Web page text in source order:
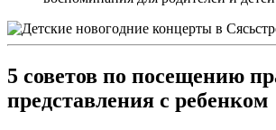
5 советов по посещению
представления с ребенком